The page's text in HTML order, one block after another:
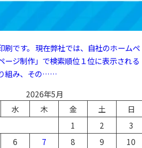
刷です。 現在弊社では、自社のホームペ
ジ制作」で検索順位１位に表示される
組み、その……
2026年5月
水 木 金 土
日
1
2
3
6 7 8 9
10